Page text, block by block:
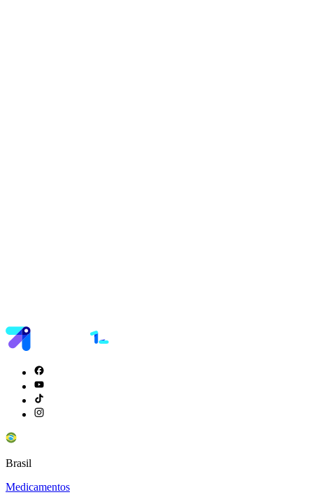
Brasil
Medicamentos